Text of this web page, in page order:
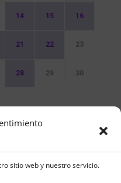
sitio web y nuestro servicio.
14 15 16
21 22 23
28 29 30